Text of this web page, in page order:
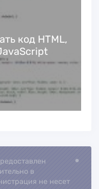
код HTML,
в
не несет